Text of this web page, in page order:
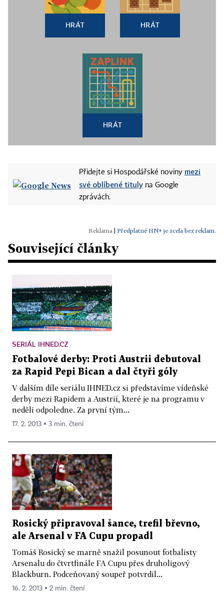
HRÁT HRÁT
HRÁT
Přidejte si Hospodářské noviny mezi
své oblíbené tituly na Google
zprávách.
Předplatné HN+ je zcela bez reklam.
Související články
SERIÁL IHNED.CZ
Fotbalové derby: Proti Austrii debutoval
za Rapid Pepi Bican a dal čtyři góly
V dalším díle seriálu IHNED.cz si představíme vídeňské
derby mezi Rapidem a Austrií, které je na programu v
neděli odpoledne. Za první tým...
17. 2. 2013 ▪ 3 min. čtení
Rosický připravoval šance, trefil břevno,
ale Arsenal v FA Cupu propadl
Tomáš Rosický se marně snažil posunout fotbalisty
Arsenalu do čtvrtfinále FA Cupu přes druholigový
Blackburn. Podceňovaný soupeř potvrdil...
16. 2. 2013 ▪ 2 min. čtení